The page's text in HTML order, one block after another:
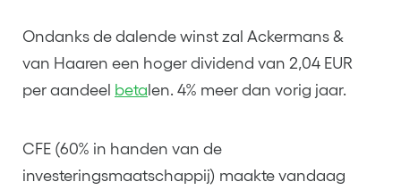
Ondanks de dalende winst zal Ackermans &
van Haaren een hoger dividend van 2,04 EUR
per aandeel beta len. 4% meer dan vorig jaar.
CFE (60% in handen van de
investeringsmaatschappij) maakte vandaag